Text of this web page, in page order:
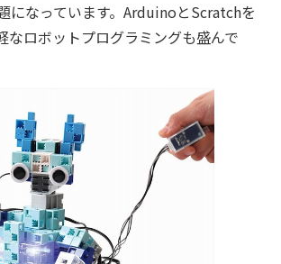
になっています。ArduinoとScratchを
なロボットプログラミングも盛んで